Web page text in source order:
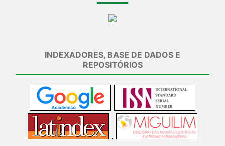
INDEXADORES, BASE DE DADOS E
REPOSITÓRIOS